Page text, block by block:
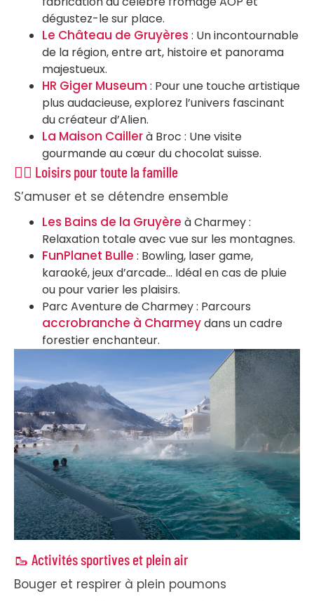
dégustez-le sur place.
Le Château de Gruyères : Un incontournable
de la région, entre art, histoire et panorama
majestueux.
HR Giger Museum : Pour une touche artistique
plus audacieuse, explorez l’univers fascinant
du créateur d’Alien.
La Maison Caillerà Broc : Une visite
gourmande au cœur du chocolat suisse.
🏊‍♂️ Loisirs pour toute la famille
S’amuser et se détendre ensemble
Les Bains de la Gruyère à Charmey :
Relaxation totale avec vue sur les montagnes.
FunPlanet Bulle : Bowling, laser game,
karaoké, jeux d’arcade… Idéal en cas de pluie
ou pour varier les plaisirs.
Parc Aventure de Charmey : Parcours
accrobranche à Charmeydans un cadre
forestier enchanteur.
🥾 Activités sportives et plein air
Bouger et respirer à plein poumons